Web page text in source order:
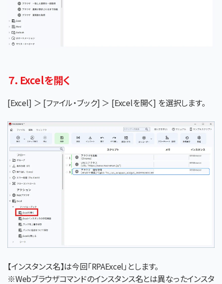
７．Excelを開く
[Excel] ＞ [ファイル・ブック] ＞ [Excelを開く] を選択します。
【インスタンス名】は今回「RPAExcel」とします。
※Webブラウザコマンドのインスタンス名とは異なったインスタ